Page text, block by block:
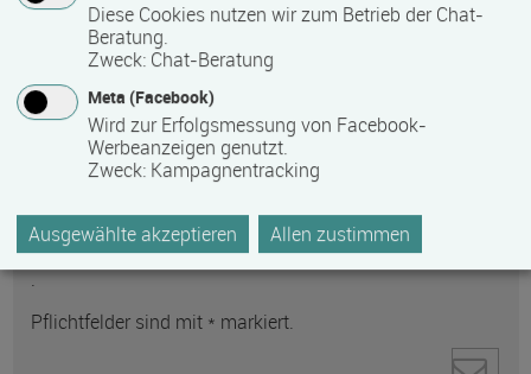
Anti-Roboter-Verifizierung
Ihre personenbezogenen Daten werden zur
Kontaktaufnahme direkt an den ausgewählten
Empfänger gesendet. Weitere Informationen zum
Daten finden Sie in unserer
Datenschutzerklärung
.
Pflichtfelder sind mit * markiert.
Diese Cookies nutzen wir zum Betrieb der Chat-
Beratung.
Zweck: Chat-Beratung
Meta (Facebook)
Wird zur Erfolgsmessung von Facebook-
Werbeanzeigen genutzt.
Zweck: Kampagnentracking
Ausgewählte akzeptieren Allen zustimmen